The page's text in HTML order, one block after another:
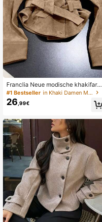
Franclia Neue modische khakifarbe
ne Wildleder Jacke mit Kragen und
Bindegürtel für Damen
#1 Bestseller in Khaki Damen Mäntel
26 ,99€